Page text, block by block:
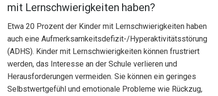
mit Lernschwierigkeiten haben?
Etwa 20 Prozent der Kinder mit Lernschwierigkeiten haben
auch eine Aufmerksamkeitsdefizit-/Hyperaktivitätsstörung
(ADHS). Kinder mit Lernschwierigkeiten können frustriert
werden, das Interesse an der Schule verlieren und
Herausforderungen vermeiden. Sie können ein geringes
Selbstwertgefühl und emotionale Probleme wie Rückzug,